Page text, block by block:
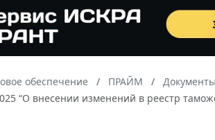
обеспечение ПРАЙМ
“О внесении изменений в реестр